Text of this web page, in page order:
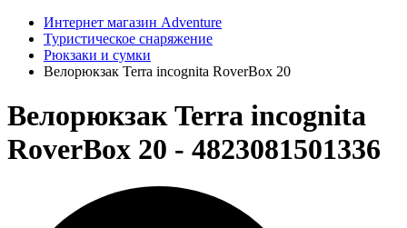
Интернет магазин Adventure
Туристическое снаряжение
Рюкзаки и сумки
Велорюкзак Terra incognita RoverBox 20
Велорюкзак Terra incognita
RoverBox 20 - 4823081501336